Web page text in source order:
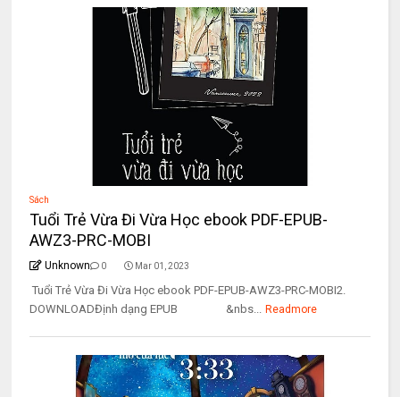
Sách
Tuổi Trẻ Vừa Đi Vừa Học ebook PDF-EPUB-
AWZ3-PRC-MOBI
Unknown 0 Mar 01, 2023
Tuổi Trẻ Vừa Đi Vừa Học ebook PDF-EPUB-AWZ3-PRC-MOBI2.
DOWNLOADĐịnh dạng EPUB &nbs... Readmore